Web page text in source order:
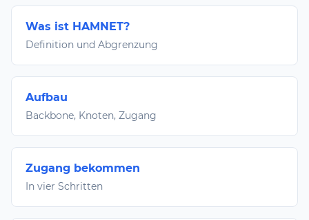
Was ist HAMNET?
Definition und Abgrenzung
Aufbau
Backbone, Knoten, Zugang
Zugang bekommen
In vier Schritten